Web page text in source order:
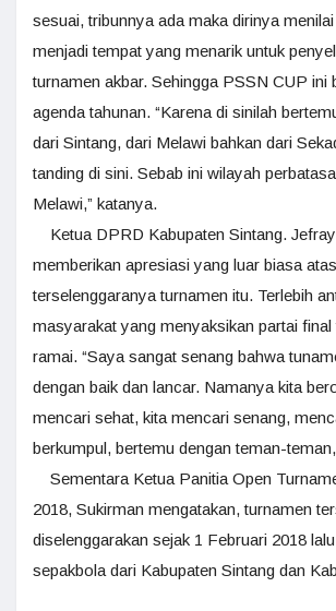
sesuai, tribunnya ada maka dirinya
menjadi tempat yang menarik untuk
turnamen akbar. Sehingga PSSN CUP ini
agenda tahunan. “Karena di sinilah
dari Sintang, dari Melawi bahkan dari
tanding di sini. Sebab ini wilayah
Melawi,” katanya.
Ketua DPRD Kabupaten Sintang.
memberikan apresiasi yang luar biasa atas
terselenggaranya turnamen itu. Terlebih
masyarakat yang menyaksikan partai final
ramai. “Saya sangat senang bahwa
dengan baik dan lancar. Namanya kita
mencari sehat, kita mencari senang,
berkumpul, bertemu dengan teman-
Sementara Ketua Panitia Open
2018, Sukirman mengatakan, turnamen
diselenggarakan sejak 1 Februari 2018
sepakbola dari Kabupaten Sintang dan